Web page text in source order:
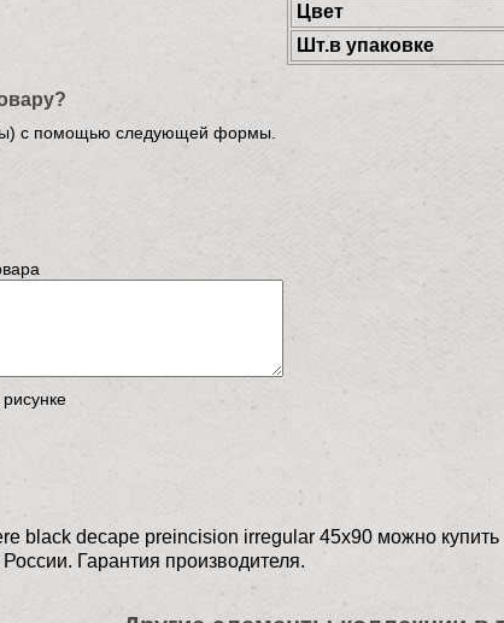
Цвет
Шт.в упаковке
с помощью следующей формы.
black decape preincision irregular 45x90 можно
Гарантия производителя.